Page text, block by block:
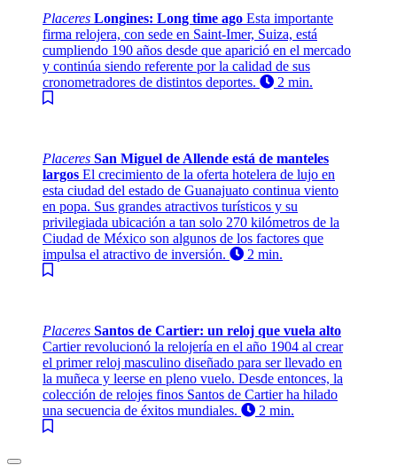
Placeres Longines: Long time ago Esta importante
firma relojera, con sede en Saint-Imer, Suiza, está
cumpliendo 190 años desde que aparició en el mercado
y continúa siendo referente por la calidad de sus
cronometradores de distintos deportes.
2 min.
Placeres San Miguel de Allende está de manteles
largos El crecimiento de la oferta hotelera de lujo en
esta ciudad del estado de Guanajuato continua viento
en popa. Sus grandes atractivos turísticos y su
privilegiada ubicación a tan solo 270 kilómetros de la
Ciudad de México son algunos de los factores que
impulsa el atractivo de inversión.
2 min.
Placeres Santos de Cartier: un reloj que vuela alto
Cartier revolucionó la relojería en el año 1904 al crear
el primer reloj masculino diseñado para ser llevado en
la muñeca y leerse en pleno vuelo. Desde entonces, la
colección de relojes finos Santos de Cartier ha hilado
una secuencia de éxitos mundiales.
2 min.